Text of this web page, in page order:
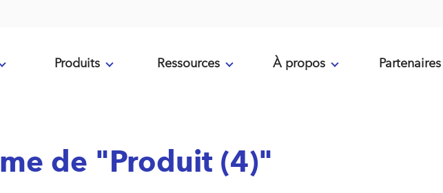
Produits Ressources À propos Partenaires
de "Produit (4)"